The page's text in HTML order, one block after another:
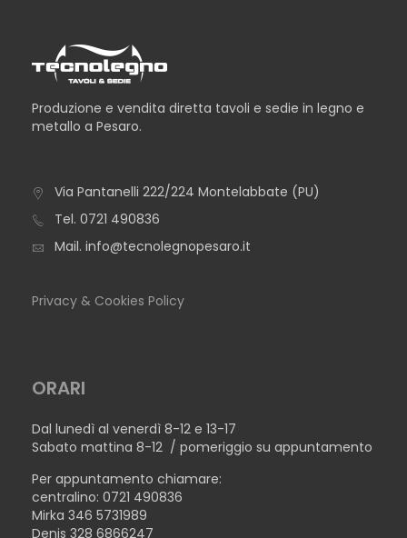
TAVOLO IBIZA QUADRATO
Produzione e vendita diretta tavoli e sedie in legno e
metallo a Pesaro.
Via Pantanelli 222/224 Montelabbate (PU)
Tel. 0721 490836
Mail. info@tecnolegnopesaro.it
Privacy & Cookies Policy
ORARI
Dal lunedì al venerdì 8-12 e 13-17
Sabato mattina 8-12 / pomeriggio su appuntamento
Per appuntamento chiamare:
centralino: 0721 490836
Mirka 346 5731989
Denis 328 6866247